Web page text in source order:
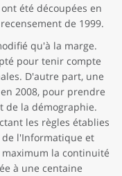
été découpées en
de 1999.
qu'à la marge.
pour tenir compte
D'autre part, une
2008, pour prendre
de la démographie.
les règles établies
de l'Informatique et
la continuité
à une centaine